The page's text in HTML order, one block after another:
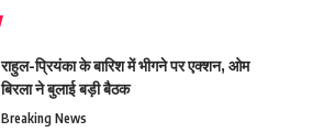
राहुल-प्रियंका के बारिश में भीगने पर एक्शन, ओम
बिरला ने बुलाई बड़ी बैठक
Breaking News